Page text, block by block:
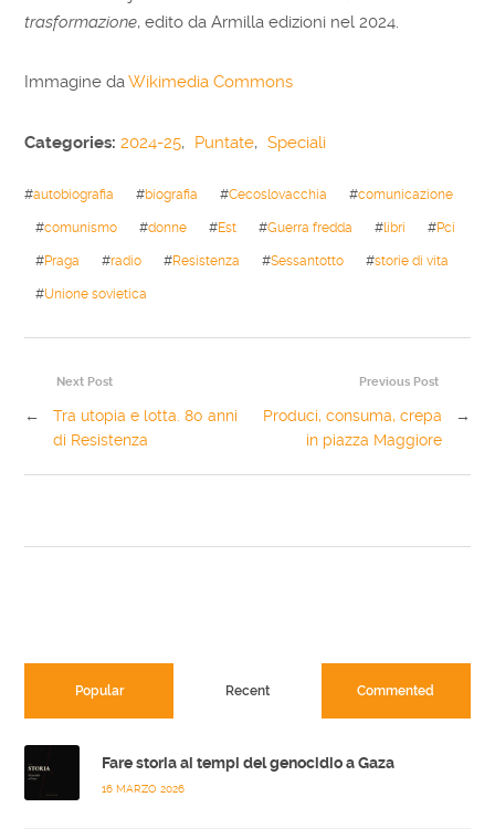
trasformazione, edito da Armilla edizioni nel 2024.
Immagine daWikimedia Commons
Categories:2024-25, Puntate, Speciali
#autobiografia #biografia #Cecoslovacchia #comunicazione
#comunismo #donne #Est #Guerra fredda #libri #Pci
#Praga #radio #Resistenza #Sessantotto #storie di vita
#Unione sovietica
Previous Post
Produci, consuma, crepa
in piazza Maggiore
→
Next Post
←
Tra utopia e lotta. 80 anni
di Resistenza
Popular Recent Commented
Fare storia ai tempi del genocidio a Gaza
16 MARZO 2026